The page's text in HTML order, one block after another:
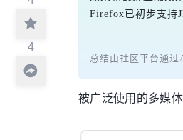
4
Firefox已初步支持
总结由社区平台通
被广泛使用的多媒